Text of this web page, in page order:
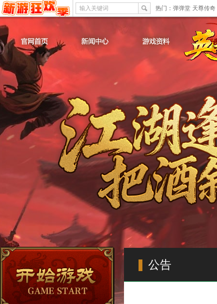
输入关键词 热门： 弹弹堂 天尊传奇
公告